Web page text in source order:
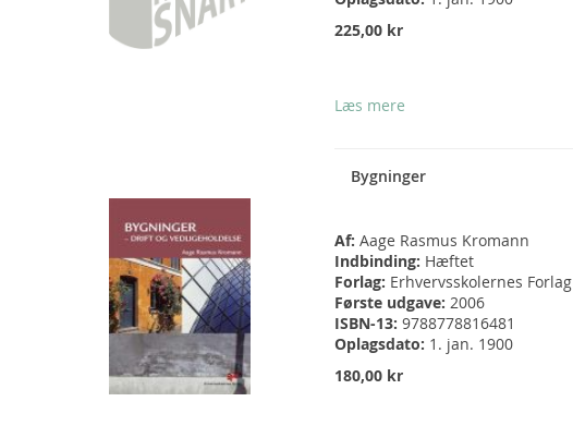
225,00 kr
Læs mere
Bygninger
Af: Aage Rasmus Kromann
Indbinding: Hæftet
Forlag: Erhvervsskolernes Forlag
Første udgave: 2006
ISBN-13: 9788778816481
Oplagsdato: 1. jan. 1900
180,00 kr